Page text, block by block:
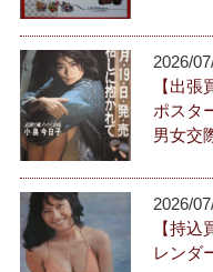
2026/
【出
ポスタ
男女交
2026/
【持
レンダ